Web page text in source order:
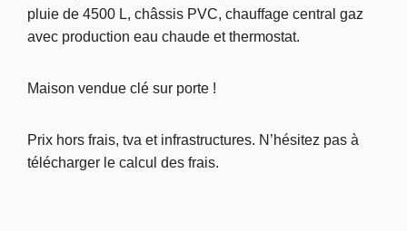
pluie de 4500 L, châssis PVC, chauffage central gaz
avec production eau chaude et thermostat.
Maison vendue clé sur porte !
Prix hors frais, tva et infrastructures. N’hésitez pas à
télécharger le calcul des frais.